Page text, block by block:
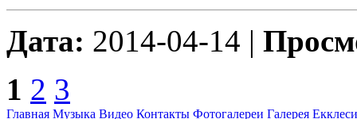
Дата: 2014-04-14 |
1 2 3
Главная Музыка Видео Контакты Фотогалереи Галерея